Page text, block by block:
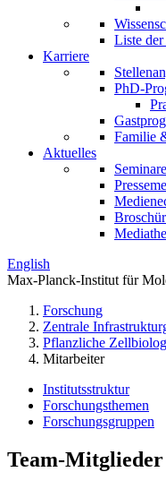
Liste
Karriere
PhD-
Familie
Aktuelles
Seminare
English
Max-Planck-Institut für
Forschung
Zentrale
Pflanzliche
Mitarbeiter
Institutsstruktur
Forschungsthemen
Forschungsgruppen
Team-Mitglieder